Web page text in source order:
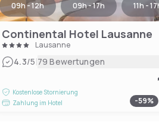
09h - 12h 09h - 17h 11h -
Continental Hotel Lausanne
Lausanne
4.3/5|79 Bewertungen
Kostenlose Stornierung
Zahlung im Hotel
-59%